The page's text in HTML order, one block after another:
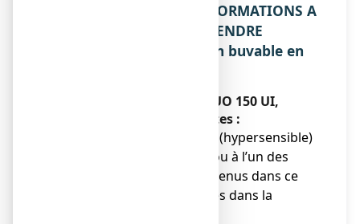
2. QUELLES SONT LES INFORMATIONS A
CONNAITRE AVANT DE PRENDRE
ZYMADUO 150 UI, solution buvable en
Ne prenez jamais ZYMADUO 150 UI,
solution buvable en gouttes :
● si vous êtes allergique (hypersensible)
aux substances actives ou à l’un des
autres composants contenus dans ce
médicament, mentionnés dans la